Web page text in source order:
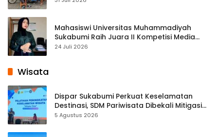
Mahasiswi Universitas Muhammadiyah
Sukabumi Raih Juara II Kompetisi Media
Pembelajaran Digital Tingkat Internasional
24 Juli 2026
Wisata
Dispar Sukabumi Perkuat Keselamatan
Destinasi, SDM Pariwisata Dibekali Mitigasi
hingga Teknik Evakuasi
5 Agustus 2026